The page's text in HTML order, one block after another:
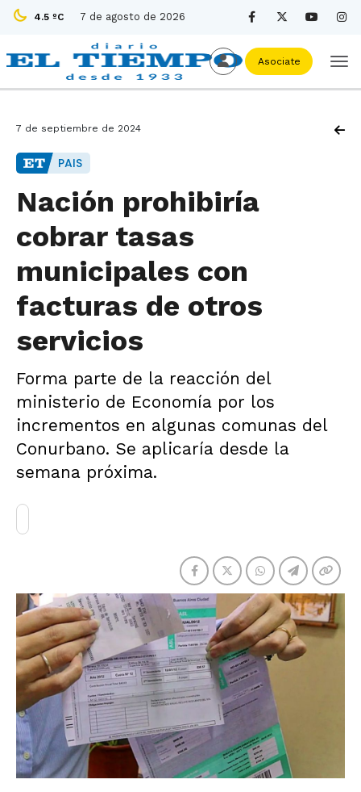
4.5 ºC 7 de agosto de 2026
Asociate
7 de septiembre de 2024
PAIS
Nación prohibiría
cobrar tasas
municipales con
facturas de otros
servicios
Forma parte de la reacción del
ministerio de Economía por los
incrementos en algunas comunas del
Conurbano. Se aplicaría desde la
semana próxima.